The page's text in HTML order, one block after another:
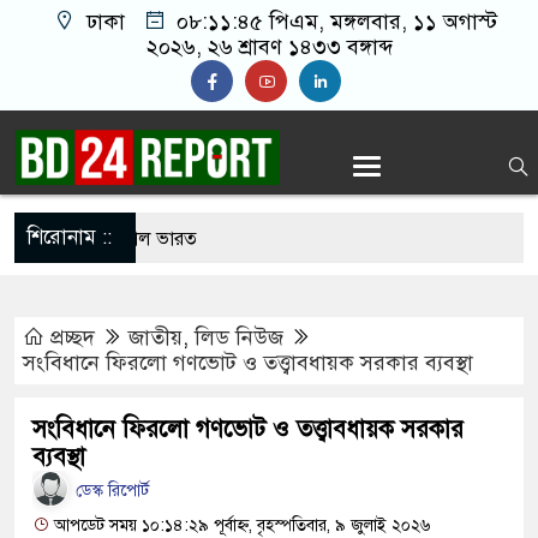
ঢাকা ০৮:১১:৪৬ পিএম, মঙ্গলবার, ১১ অগাস্ট
২০২৬, ২৬ শ্রাবণ ১৪৩৩ বঙ্গাব্দ
শিরোনাম ::
আবারো উত্তাল ভারত
টাকা ছিনতাই
পথে, কমিটি যাবে সেই পথে’ স্লোগানে উত্তাল ঢাবি
প্রচ্ছদ জাতীয়,লিড নিউজ
সংবিধানে ফিরলো গণভোট ও তত্ত্বাবধায়ক সরকার ব্যবস্থা
সংবিধানে ফিরলো গণভোট ও তত্ত্বাবধায়ক সরকার
ব্যবস্থা
ডেস্ক রিপোর্ট
আপডেট সময় ১০:১৪:২৯ পূর্বাহ্ন, বৃহস্পতিবার, ৯ জুলাই ২০২৬